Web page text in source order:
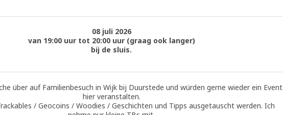
08 juli 2026
van 19:00 uur tot 20:00 uur (graag ook langer)
bij de sluis.
über auf Familienbesuch in Wijk bij Duurstede und würden gerne wieder ein Event
hier veranstalten.
/ Geocoins / Woodies / Geschichten und Tipps ausgetauscht werden. Ich